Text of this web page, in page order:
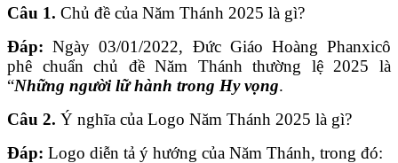
Câu 1. Chủ đề của Năm Thánh 2025 là gì?
Đáp: Ngày 03/01/2022, Đức Giáo Hoàng Phanxicô
phê chuẩn chủ đề Năm Thánh thường lệ 2025 là
“Những người lữ hành trong Hy vọng.
Câu 2. Ý nghĩa của Logo Năm Thánh 2025 là gì?
Đáp: Logo diễn tả ý hướng của Năm Thánh, trong đó: